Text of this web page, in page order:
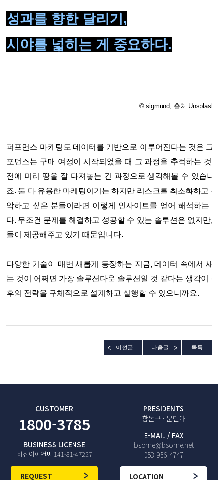
성과를 향한 달리기,
시야를 넓히는 게 중요하다.
© sigmund, 출처 Unsplash
퍼포먼스 마케팅도 데이터를 기반으로 이루어진다는 것은
포먼스는 구매 여정이 시작되었을 때 그 과정을 추적하는 것
전에 미리 땅을 잘 다져놓는 긴 과정으로 생각해볼 수 있습
죠. 둘 다 유용한 마케팅이기는 하지만 리스크를 최소화하고
악하고 싶은 분들이라면 이렇게 인사이트를 얻어 해석하는
다. 무조건 문제를 해결하고 성공할 수 있는 솔루션은 없지만,
들이 제공해주고 있기 때문입니다.
다양한 기술이 매번 새롭게 등장하는 지금, 데이터 속에서
는 것이 어쩌면 가장 솔루션다운 솔루션일 것 같다는 생각이
후의 전략을 구체적으로 설계하고 실행할 수 있으니까요.
이전글 다음글 목록
CUSTOMER
1800-3785
BUSINESS LICENSE
비섬아이앤씨 141-81-47227
REQUEST
PRESIDENTS
함돈규 · 문민아
E-MAIL / FAX
bsome@bsome.net
053-956-4747
LOCATION